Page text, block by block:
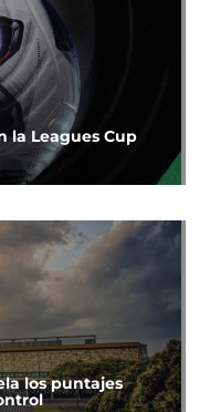
la Leagues Cup
los puntajes